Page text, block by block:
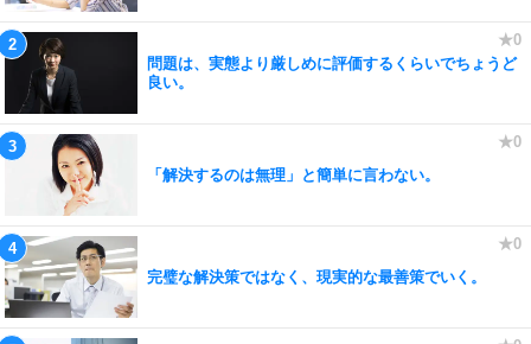
問題は、実態より厳しめに評価するくらいでちょうど
良い。
「解決するのは無理」と簡単に言わない。
完璧な解決策ではなく、現実的な最善策でいく。